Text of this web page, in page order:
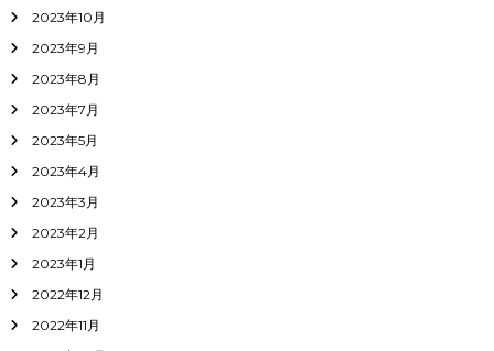
2023年10月
2023年9月
2023年8月
2023年7月
2023年5月
2023年4月
2023年3月
2023年2月
2023年1月
2022年12月
2022年11月